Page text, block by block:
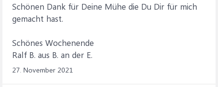
Schönen Dank für Deine Mühe die Du Dir für mich
gemacht hast.
Schönes Wochenende
Ralf B. aus B. an der E.
27. November 2021